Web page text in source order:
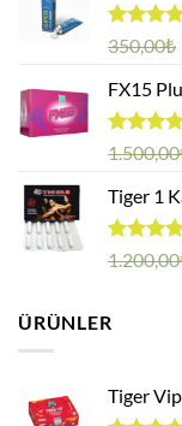
5
oy
aldı
350,00₺
FX15
5
oy
aldı
1.500,00
Tiger 1
5
oy
1.200,00
ÜRÜNLER
Tiger